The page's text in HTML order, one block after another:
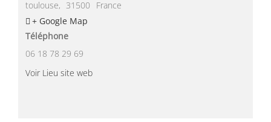
toulouse, 31500
France
+ Google Map
Téléphone
06 18 78 29 69
Voir Lieu site web